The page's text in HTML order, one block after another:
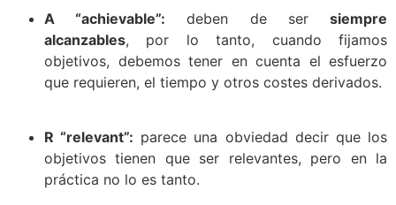
A “achievable”: deben de sersiempre
alcanzables, por lo tanto, cuando fijamos
objetivos, debemos tener en cuenta el esfuerzo
que requieren, el tiempo y otros costes derivados.
R “relevant”: parece una obviedad decir que los
objetivos tienen que ser relevantes, pero en la
práctica no lo es tanto.